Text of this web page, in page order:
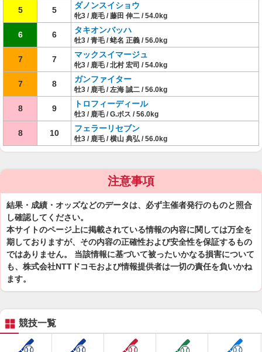
5 5 ダノンスイショウ
牝3 / 鹿毛 / 藤田 伸二 / 54.0kg
6 6 タキオンバッハ
牡3 / 青毛 / 蛯名 正義 / 56.0kg
7 7 マックスイマージュ
牝3 / 鹿毛 / 北村 宏司 / 54.0kg
7 8 ガンファイター
牡3 / 鹿毛 / 左海 誠二 / 56.0kg
8 9 トロフィーディール
牡3 / 鹿毛 / G.ボス / 56.0kg
8 10 フェラーリセブン
牡3 / 鹿毛 / 横山 典弘 / 56.0kg
注意事項
結果・成績・オッズなどのデータは、必ず主催者発行のものと照合
し確認してください。
本サイトのページ上に掲載されている情報の内容に関しては万全を
期しておりますが、その内容の正確性および安全性を保証するもの
ではありません。 当該情報に基づいて被ったいかなる損害について
も、株式会社NTTドコモおよび情報提供者は一切の責任を負いかね
ます。
競技一覧